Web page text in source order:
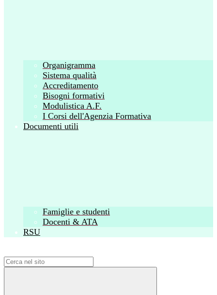
Organigramma
Sistema qualità
Accreditamento
Bisogni formativi
Modulistica A.F.
I Corsi dell'Agenzia Formativa
Documenti utili
Famiglie e studenti
Docenti & ATA
RSU